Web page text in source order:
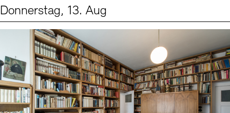
Donnerstag, 13. Aug